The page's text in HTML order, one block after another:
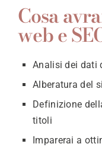
Cosa
web e
Analisi dei dati
Alberatura del
Definizione
titoli
Imparerai a